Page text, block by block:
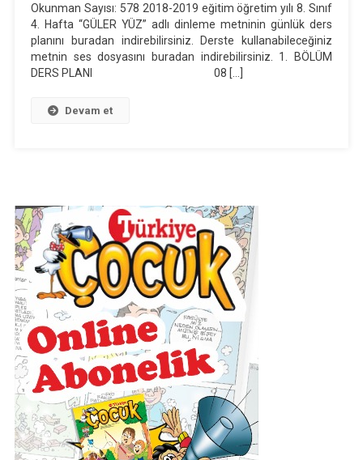
Sınıf
YÜZ”
Okunman Sayısı: 578 2018-2019 eğitim öğretim yılı 8. Sınıf
4. Hafta “GÜLER YÜZ” adlı dinleme metninin günlük ders
planını buradan indirebilirsiniz. Derste kullanabileceğiniz
metnin ses dosyasını buradan indirebilirsiniz. 1. BÖLÜM
DERS PLANI 08 […]
Devam et